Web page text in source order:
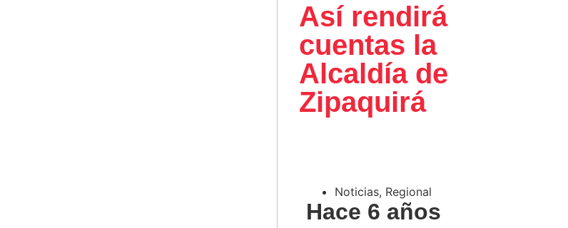
Así rendirá
cuentas la
Alcaldía de
Zipaquirá
Noticias, Regional
Hace 6 años